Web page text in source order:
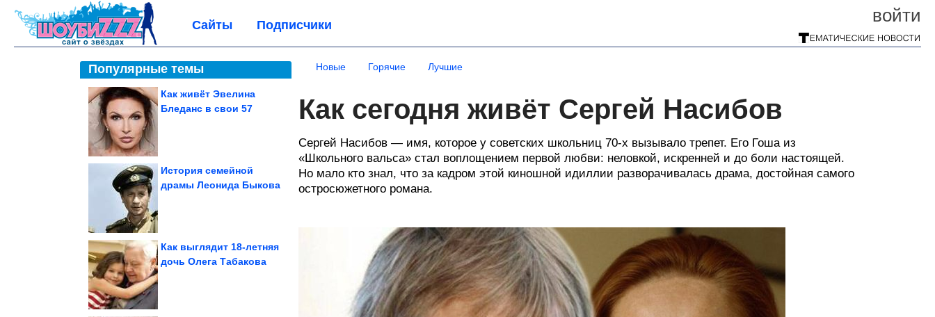
войти
Сайты Подписчики
Популярные темы
Как живёт Эвелина
Бледанс в свои 57
История семейной
драмы Леонида Быкова
Как выглядит 18-летняя
дочь Олега Табакова
Новые Горячие Лучшие
Как сегодня живёт Сергей Насибов
Сергей Насибов — имя, которое у советских школьниц 70-х вызывало трепет. Его Гоша из
«Школьного вальса» стал воплощением первой любви: неловкой, искренней и до боли настоящей.
Но мало кто знал, что за кадром этой киношной идиллии разворачивалась драма, достойная самого
остросюжетного романа.